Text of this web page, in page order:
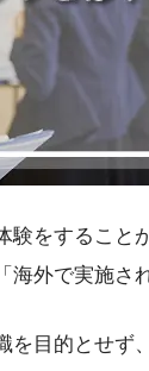
験をすること
外で実施さ
を目的とせず